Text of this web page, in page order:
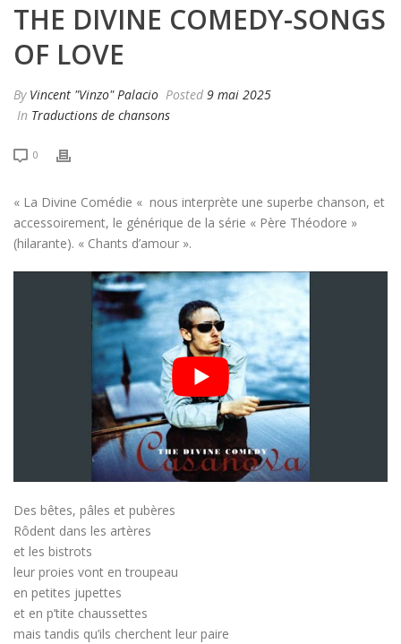
THE DIVINE COMEDY-SONGS
OF LOVE
By Vincent "Vinzo" Palacio Posted 9 mai 2025
In Traductions de chansons
0
« La Divine Comédie « nous interprète une superbe chanson, et
accessoirement, le générique de la série « Père Théodore »
(hilarante). « Chants d’amour ».
Des bêtes, pâles et pubères
Rôdent dans les artères
et les bistrots
leur proies vont en troupeau
en petites jupettes
et en p’tite chaussettes
mais tandis qu’ils cherchent leur paire